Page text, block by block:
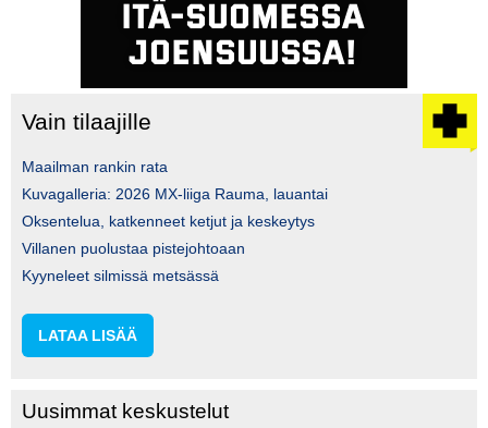
Vain tilaajille
Maailman rankin rata
Kuvagalleria: 2026 MX-liiga Rauma, lauantai
Oksentelua, katkenneet ketjut ja keskeytys
Villanen puolustaa pistejohtoaan
Kyyneleet silmissä metsässä
LATAA LISÄÄ
Uusimmat keskustelut